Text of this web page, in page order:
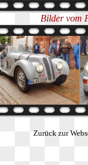
Bilder vom
Zurück zur